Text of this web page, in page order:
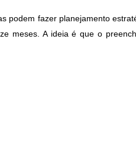
podem fazer planejamento
meses. A ideia é que o